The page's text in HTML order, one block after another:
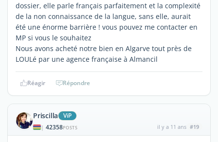
dossier, elle parle français parfaitement et la complexité
de la non connaissance de la langue, sans elle, aurait
été une énorme barrière ! vous pouvez me contacter en
MP si vous le souhaitez
Nous avons acheté notre bien en Algarve tout près de
LOULé par une agence française à Almancil
Réagir Répondre
Priscilla ViP
| 42358POSTS il y a 11 ans #19